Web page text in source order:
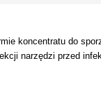
koncentratu do
narzędzi przed